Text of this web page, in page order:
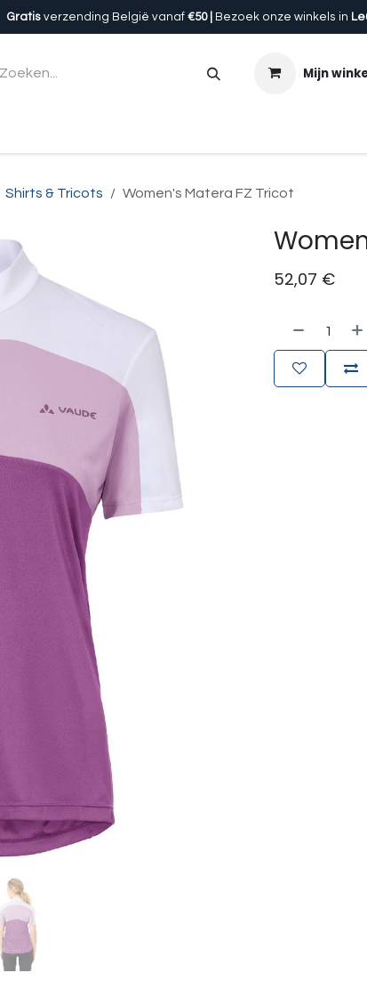
Gratis verzending België vanaf €50 | Bezoek onze winkels in
Mijn
Shirts & Tricots Women's Matera FZ Tricot
52,07 €